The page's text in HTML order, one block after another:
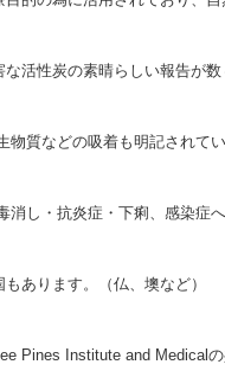
活性炭の素晴らしい報告が数
質などの吸着も明記されてい
消し・抗炎症・下痢、感染症
あります。（仏、墺など）
Pines Institute and Medical